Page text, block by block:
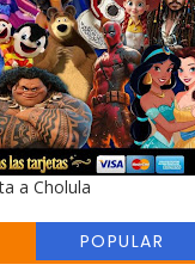
a Cholula
POPULAR